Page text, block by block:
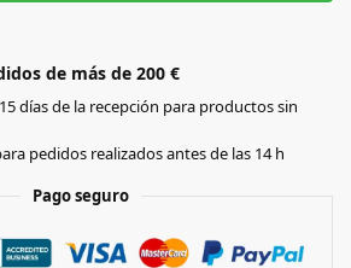
de más de 200 €
días de la recepción para productos sin
pedidos realizados antes de las 14 h
Pago seguro